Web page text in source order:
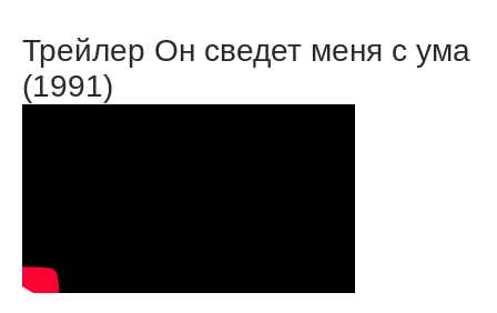
Трейлер Он сведет меня с ума
(1991)